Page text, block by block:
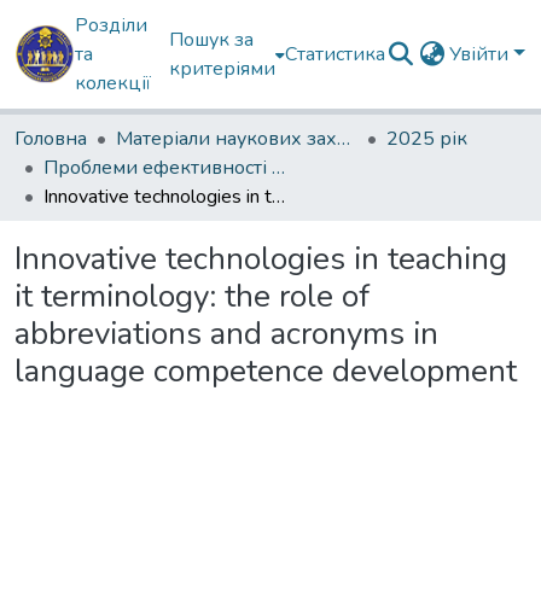
Розділи
та
колекції
Пошук за
критеріями
Статистика Увійти
Головна Матеріали наукових заходів
2025 рік
Проблеми ефективності професійної мовної комунікації в умовах інформаційної агресії
Innovative technologies in teaching it terminology: the role of abbreviations and acronyms in language competence development
Innovative technologies in teaching
it terminology: the role of
abbreviations and acronyms in
language competence development